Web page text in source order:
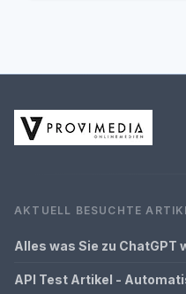
AKTUELL BESUCHTE
Alles was Sie zu ChatGPT
API Test Artikel -